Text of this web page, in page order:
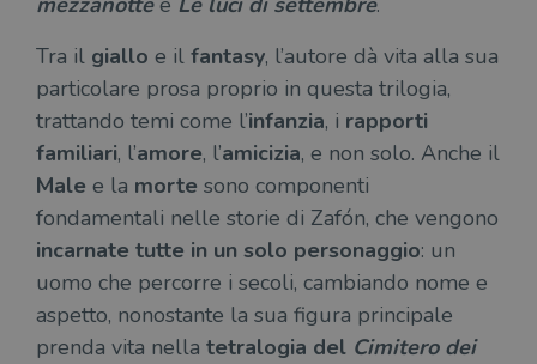
Tra il giallo e il fantasy, l’autore dà vita alla sua
particolare prosa proprio in questa trilogia,
trattando temi come l’infanzia, i rapporti
familiari, l’amore, l’amicizia, e non solo. Anche il
Male e la morte sono componenti
fondamentali nelle storie di Zafón, che vengono
incarnate tutte in un solo personaggio: un
uomo che percorre i secoli, cambiando nome e
aspetto, nonostante la sua figura principale
prenda vita nella tetralogia del Cimitero dei